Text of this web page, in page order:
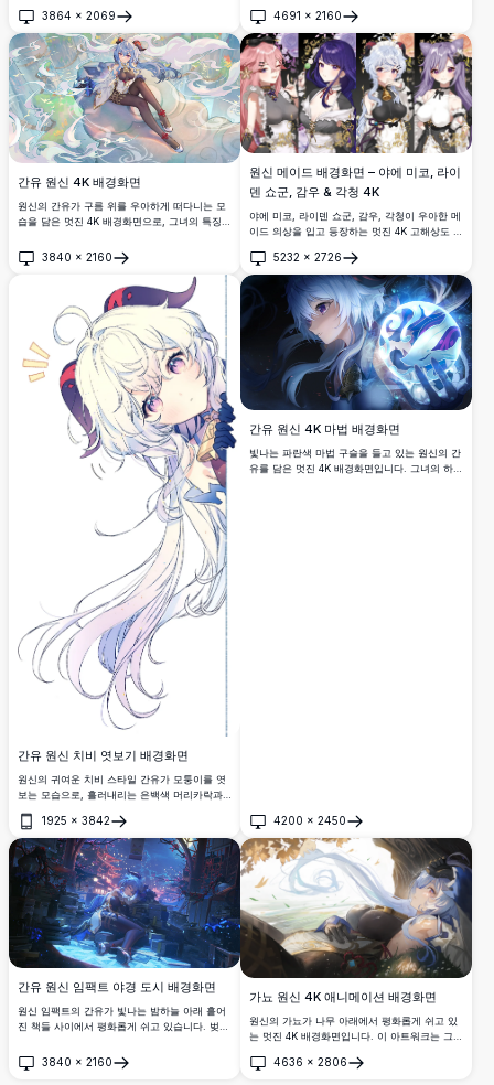
애니메이션 아트입니다.
3864 × 2069
열기
다.
4691 × 2160
열기
간유 원신 4K 배경화면
원신의 간유가 구름 위를 우아하게 떠다니는 모
습을 담은 멋진 4K 배경화면으로, 그녀의 특징적
숨막히는 판타지 풍경과 마법 효과가 담긴
miHoYo 공식 아트워크입니다.
3840 × 2160
열기
원신 메이드 배경화면 – 야에 미코, 라이
덴 쇼군, 감우 & 각청 4K
야에 미코, 라이덴 쇼군, 감우, 각청이 우아한 메
이드 의상을 입고 등장하는 멋진 4K 고해상도 원
학이 어우러진 아름답고 세밀한 애니메이션 아
트로 데스크톱과 모바일 화면에 완벽합니다.
5232 × 2726
열기
간유 원신 치비 엿보기 배경화면
원신의 귀여운 치비 스타일 간유가 모퉁이를 엿
보는 모습으로, 흘러내리는 은백색 머리카락과
보라색 눈이 특징입니다. 상징적인 뿔 달린 모자
와 검은 장갑을 착용한 놀라운 4K 고해상도 아트
워크입니다.
1925 × 3842
열기
간유 원신 4K 마법 배경화면
빛나는 파란색 마법 구슬을 들고 있는 원신의 간
유를 담은 멋진 4K 배경화면입니다. 그녀의 하얀
4200 × 2450
열기
간유 원신 임팩트 야경 도시 배경화면
원신 임팩트의 간유가 빛나는 밤하늘 아래 흩어
진 책들 사이에서 평화롭게 쉬고 있습니다. 벚꽃
장식하며, 고요한 파란빛 마법 에너지를 발산합
니다.
3840 × 2160
열기
가뇨 원신 4K 애니메이션 배경화면
원신의 가뇨가 나무 아래에서 평화롭게 쉬고 있
는 멋진 4K 배경화면입니다. 이 아트워크는 그녀
고 고요한 야외 배경 속 황금 장식이 돋보이는
4636 × 2806
열기